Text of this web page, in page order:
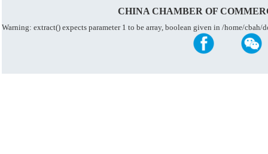
CHINA CHAMBER OF
Warning: extract() expects parameter 1 to be array, boolean given in /home/